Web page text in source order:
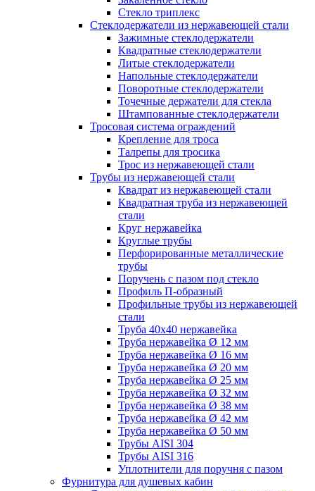
Стекло триплекс
Стеклодержатели из нержавеющей стали
Зажимные стеклодержатели
Квадратные стеклодержатели
Литые стеклодержатели
Напольные стеклодержатели
Поворотные стеклодержатели
Точечные держатели для стекла
Штампованные стеклодержатели
Тросовая система ограждений
Крепление для троса
Талрепы для тросика
Трос из нержавеющей стали
Трубы из нержавеющей стали
Квадрат из нержавеющей стали
Квадратная труба из нержавеющей
стали
Круг нержавейка
Круглые трубы
Перфорированные металлические
трубы
Поручень с пазом под стекло
Профиль П-образный
Профильные трубы из нержавеющей
стали
Труба 40х40 нержавейка
Труба нержавейка Ø 12 мм
Труба нержавейка Ø 16 мм
Труба нержавейка Ø 20 мм
Труба нержавейка Ø 25 мм
Труба нержавейка Ø 32 мм
Труба нержавейка Ø 38 мм
Труба нержавейка Ø 42 мм
Труба нержавейка Ø 50 мм
Трубы AISI 304
Трубы AISI 316
Уплотнители для поручня с пазом
Фурнитура для душевых кабин